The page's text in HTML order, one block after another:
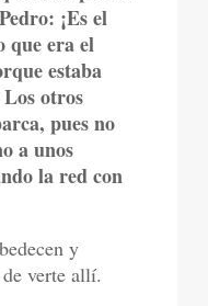
¡Es el
que era el
estaba
otros
pues no
a unos
la red con
y
verte allí.